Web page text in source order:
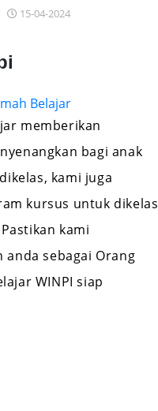
15-04-2024
memberikan
bagi anak
kami juga
kursus untuk dikelas
kami
sebagai Orang
WINPI siap